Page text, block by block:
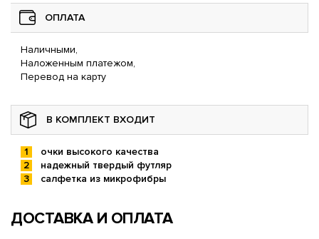
ОПЛАТА
Наличными,
Наложенным платежом,
Перевод на карту
В КОМПЛЕКТ ВХОДИТ
очки высокого качества
надежный твердый футляр
салфетка из микрофибры
ДОСТАВКА И ОПЛАТА